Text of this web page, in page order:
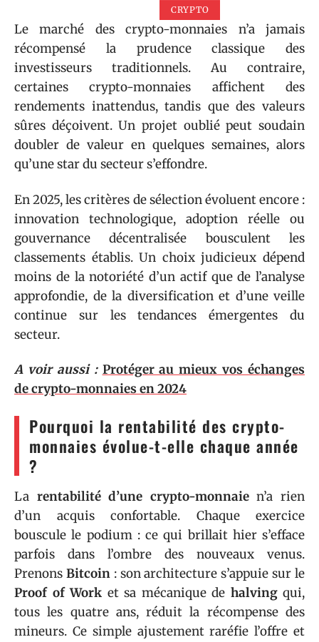
CRYPTO
Le marché des crypto-monnaies n’a jamais
récompensé la prudence classique des
investisseurs traditionnels. Au contraire,
certaines crypto-monnaies affichent des
rendements inattendus, tandis que des valeurs
sûres déçoivent. Un projet oublié peut soudain
doubler de valeur en quelques semaines, alors
qu’une star du secteur s’effondre.
En 2025, les critères de sélection évoluent encore :
innovation technologique, adoption réelle ou
gouvernance décentralisée bousculent les
classements établis. Un choix judicieux dépend
moins de la notoriété d’un actif que de l’analyse
approfondie, de la diversification et d’une veille
continue sur les tendances émergentes du
secteur.
A voir aussi : Protéger au mieux vos échanges
de crypto-monnaies en 2024
Pourquoi la rentabilité des crypto-
monnaies évolue-t-elle chaque année
?
La rentabilité d’une crypto-monnaien’a rien
d’un acquis confortable. Chaque exercice
bouscule le podium : ce qui brillait hier s’efface
parfois dans l’ombre des nouveaux venus.
Prenons Bitcoin: son architecture s’appuie sur le
Proof of Work et sa mécanique de halvingqui,
tous les quatre ans, réduit la récompense des
mineurs. Ce simple ajustement raréfie l’offre et